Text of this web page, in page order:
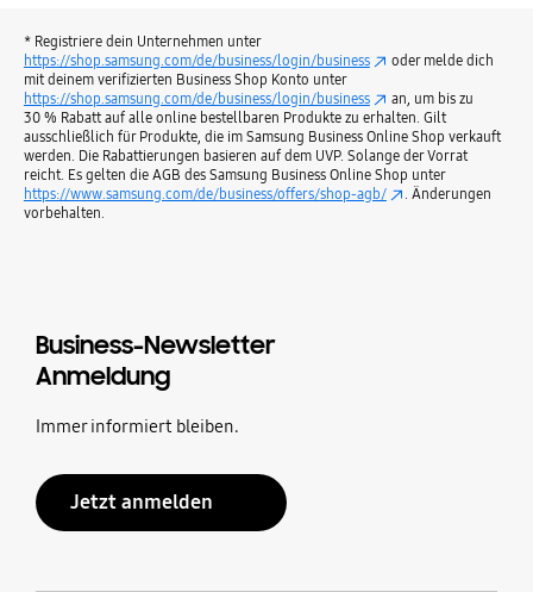
* Registriere dein Unternehmen unter
https://shop.samsung.com/de/business/login/business
oder melde dich
mit deinem verifizierten Business Shop Konto unter
https://shop.samsung.com/de/business/login/business
an, um bis zu
30 % Rabatt auf alle online bestellbaren Produkte zu erhalten. Gilt
ausschließlich für Produkte, die im Samsung Business Online Shop verkauft
werden. Die Rabattierungen basieren auf dem UVP. Solange der Vorrat
reicht. Es gelten die AGB des Samsung Business Online Shop unter
https://www.samsung.com/de/business/offers/shop-agb/
. Änderungen
vorbehalten.
Business-Newsletter
Anmeldung
Immer informiert bleiben.
Jetzt anmelden